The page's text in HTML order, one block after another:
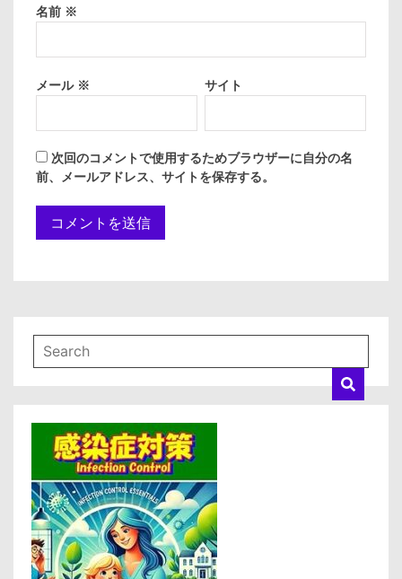
名前 ※
メール ※ サイト
次回のコメントで使用するためブラウザーに自分の名
前、メールアドレス、サイトを保存する。